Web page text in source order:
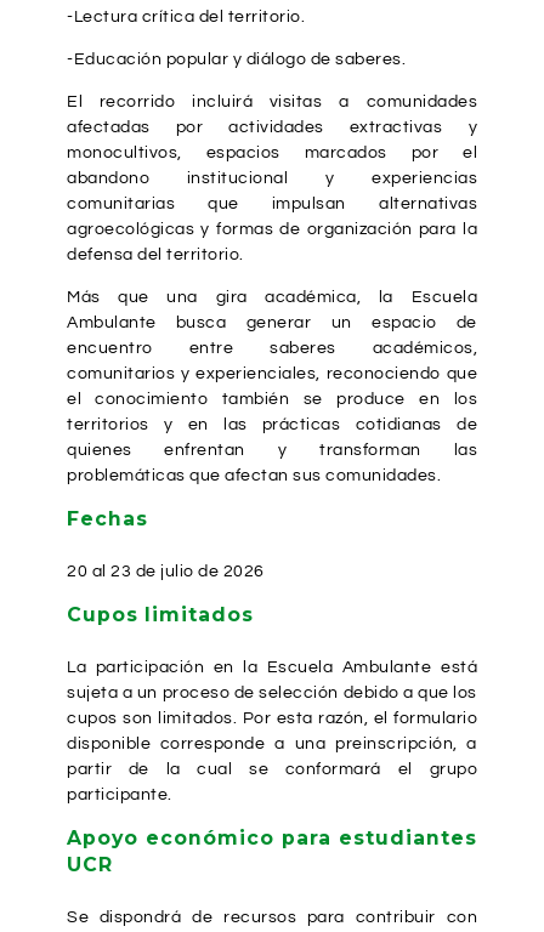
-Lectura crítica del territorio.
-Educación popular y diálogo de saberes.
El recorrido incluirá visitas a comunidades
afectadas por actividades extractivas y
monocultivos, espacios marcados por el
abandono institucional y experiencias
comunitarias que impulsan alternativas
agroecológicas y formas de organización para la
defensa del territorio.
Más que una gira académica, la Escuela
Ambulante busca generar un espacio de
encuentro entre saberes académicos,
comunitarios y experienciales, reconociendo que
el conocimiento también se produce en los
territorios y en las prácticas cotidianas de
quienes enfrentan y transforman las
problemáticas que afectan sus comunidades.
Fechas
20 al 23 de julio de 2026
Cupos limitados
La participación en la Escuela Ambulante está
sujeta a un proceso de selección debido a que los
cupos son limitados. Por esta razón, el formulario
disponible corresponde a una preinscripción, a
partir de la cual se conformará el grupo
participante.
Apoyo económico para estudiantes
UCR
Se dispondrá de recursos para contribuir con